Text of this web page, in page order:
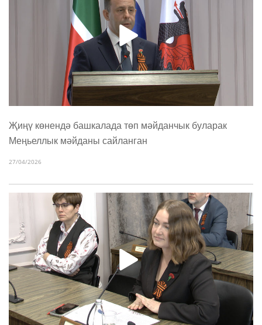
Җиңү көнендә башкалада төп мәйданчык буларак
Меңьеллык мәйданы сайланган
27/04/2026